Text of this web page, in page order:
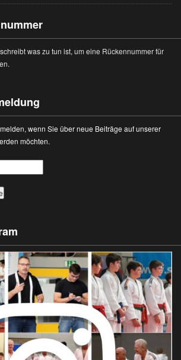
was zu tun ist, um eine Rückennummer für
wenn Sie über neue Beiträge auf unserer
möchten.